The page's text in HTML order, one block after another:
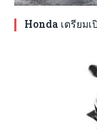
Honda เตรียม